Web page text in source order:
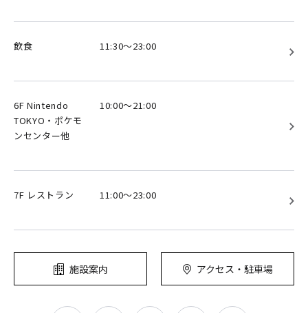
飲食 11:30～23:00
6F Nintendo
TOKYO・ポケモ
ンセンター他
10:00～21:00
7F レストラン 11:00～23:00
施設案内 アクセス・駐車場